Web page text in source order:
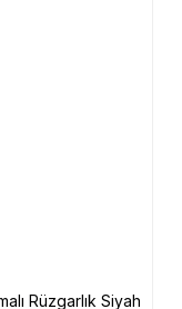
Rüzgarlık Siyah